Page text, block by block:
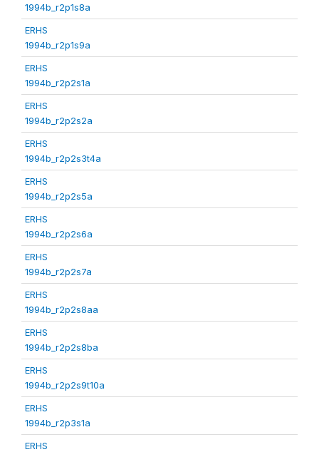
1994b_r2p1s8a
ERHS
1994b_r2p1s9a
ERHS
1994b_r2p2s1a
ERHS
1994b_r2p2s2a
ERHS
1994b_r2p2s3t4a
ERHS
1994b_r2p2s5a
ERHS
1994b_r2p2s6a
ERHS
1994b_r2p2s7a
ERHS
1994b_r2p2s8aa
ERHS
1994b_r2p2s8ba
ERHS
1994b_r2p2s9t10a
ERHS
1994b_r2p3s1a
ERHS